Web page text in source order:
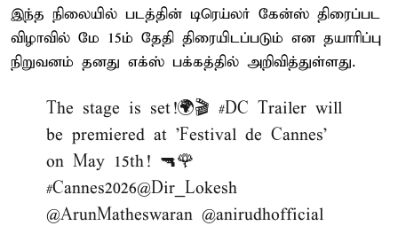
இந்த நிலையில் படத்தின் டிரெய்லர் கேன்ஸ் திரைப்பட
விழாவில் மே 15ம் தேதி திரையிடப்படும் என தயாரிப்பு
நிறுவனம் தனது எக்ஸ் பக்கத்தில் அறிவித்துள்ளது.
The stage is set!🌍🎬 #DC Trailer will
be premiered at 'Festival de Cannes'
on May 15th! 🔫🌹
#Cannes2026@Dir_Lokesh
@ArunMatheswaran @anirudhofficial